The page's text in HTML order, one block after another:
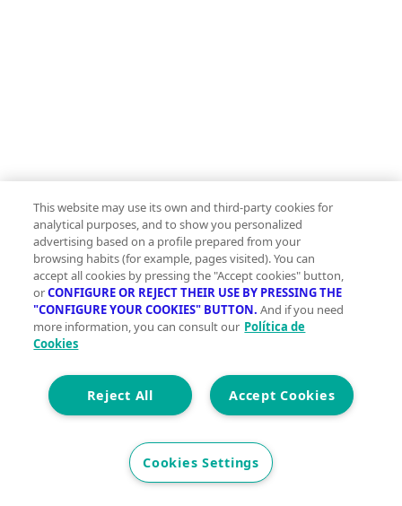
Trastero en venta Manacor
Planta Ground floor
66 m2
This website may use its own and third-party cookies for
analytical purposes, and to show you personalized
advertising based on a profile prepared from your
browsing habits (for example, pages visited). You can
accept all cookies by pressing the "Accept cookies" button,
orCONFIGURE OR REJECT THEIR USE BY PRESSING THE
"CONFIGURE YOUR COOKIES" BUTTON. And if you need
more information, you can consult our Política de
Cookies
Accept Cookies
Reject All
Cookies Settings